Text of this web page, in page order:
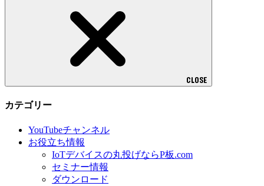
CLOSE
カテゴリー
YouTubeチャンネル
お役立ち情報
IoTデバイスの丸投げならP板.com
セミナー情報
ダウンロード